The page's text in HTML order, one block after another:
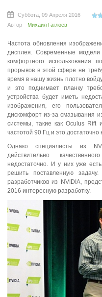
Суббота, 09 Апреля 2016
Автор
Михаил Гаглоев
Частота обновления
дисплея. Современные
комфортного использования
прорывов в этой сфере не
время в нашу жизнь плотно
и это поднимает планку
устройства будет иметь
изображения, его
дискомфорт из-за смазывания
системы, такие как Oculus
частотой 90 Гц и это достаточно
Однако специалисты из
действительно
недостаточно. И у них уже
решить поставленную
разработчиков из NVIDIA,
2016 интересную разработку.